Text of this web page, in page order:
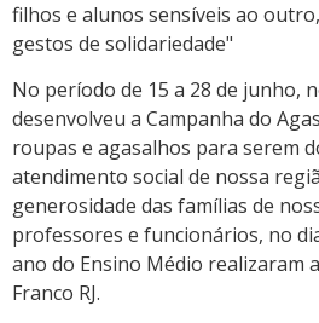
filhos e alunos sensíveis ao
gestos de solidariedade"
No período de 15 a 28 de junho,
desenvolveu a Campanha do
roupas e agasalhos para serem
atendimento social de nossa
generosidade das famílias de
professores e funcionários, no
ano do Ensino Médio realizaram
Franco RJ.